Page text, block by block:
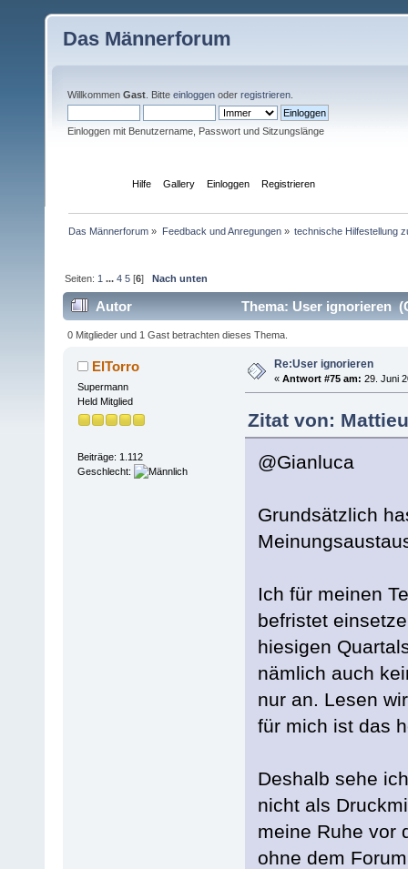
Das Männerforum
Willkommen Gast . Bitte einloggen oder registrieren
Einloggen mit Benutzername, Passwort und Sitzungslänge
Hilfe Gallery Einloggen Registrieren
Das Männerforum » Feedback und Anregungen» technische Hilfestellung
Seiten: 1 ...4 5 [6]Nach unten
Autor Thema: User ignorieren
0 Mitglieder und 1 Gast betrachten dieses Thema.
ElTorro
Supermann
Held Mitglied
Beiträge: 1.112
Geschlecht:
Re:User ignorieren
« Antwort #75 am: 29. Juni
Zitat von:
@Gianluca
Grundsätzlich
Ich für meinen
befristet
hiesigen
nämlich auch
nur an. Lesen
für mich ist das
Deshalb sehe
nicht als
meine Ruhe vor
ohne dem